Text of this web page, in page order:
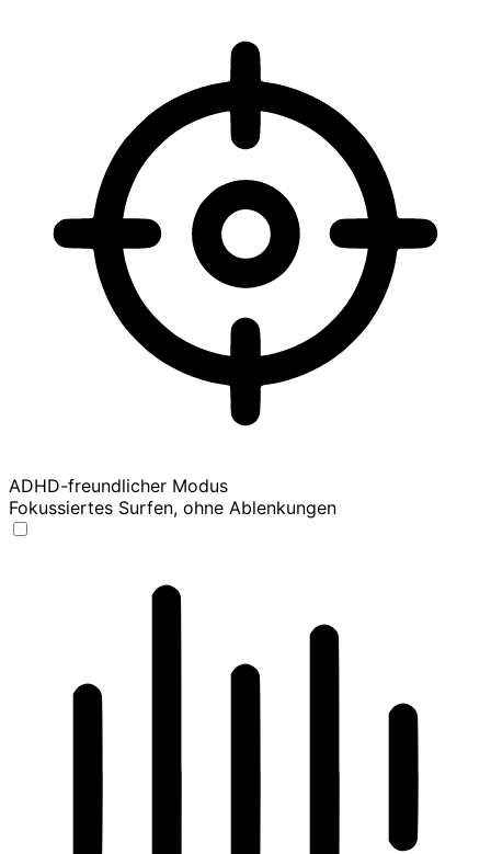
ADHD-freundlicher Modus
Fokussiertes Surfen, ohne Ablenkungen